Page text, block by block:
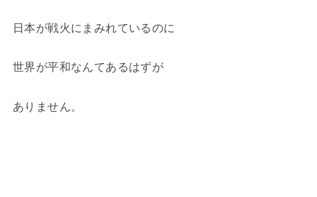
日本が戦火にまみれているのに
世界が平和なんてあるはずが
ありません。